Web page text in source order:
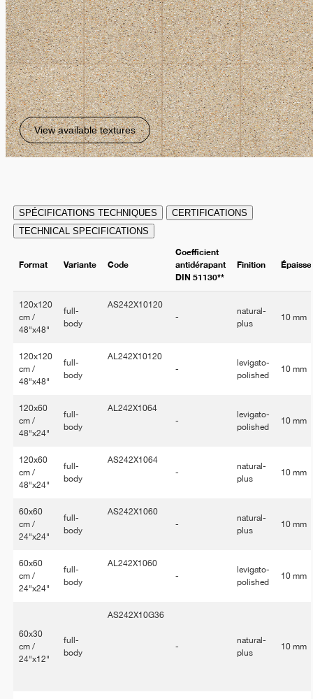
View available textures
SPÉCIFICATIONS TECHNIQUES
CERTIFICATIONS
TECHNICAL SPECIFICATIONS
Format Variante Code
Coefficient
antidérapant
DIN 51130**
Finition
120x120
cm /
48"x48"
full-
body
AS242X10120
-
natural-
plus
10 mm
120x120
cm /
48"x48"
full-
body
AL242X10120
-
levigato-
polished
10 mm
120x60
cm /
48"x24"
full-
body
AL242X1064
-
levigato-
polished
10 mm
120x60
cm /
48"x24"
full-
body
AS242X1064
-
natural-
plus
10 mm
60x60
cm /
24"x24"
full-
body
AS242X1060
-
natural-
plus
10 mm
60x60
cm /
24"x24"
full-
body
AL242X1060
-
levigato-
polished
10 mm
60x30
cm /
24"x12"
full-
body
AS242X10G36
-
natural-
plus
10 mm